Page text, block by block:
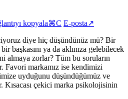
kopyala⌘C E-posta↗
diye hiç düşündünüz mü? Bir
başkasını ya da aklınıza gelebilecek
almaya zorlar? Tüm bu soruların
Favori markamız ise kendimizi
uyduğunu düşündüğümüz ve
çekici marka psikolojisinin